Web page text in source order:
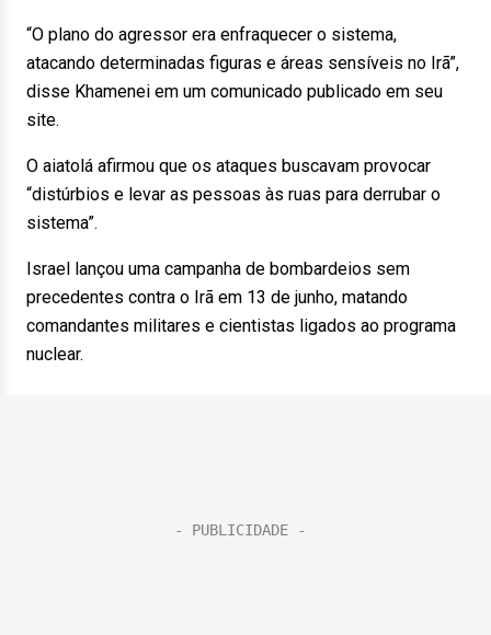
“O plano do agressor era enfraquecer o sistema,
atacando determinadas figuras e áreas sensíveis no Irã”,
disse Khamenei em um comunicado publicado em seu
site.
O aiatolá afirmou que os ataques buscavam provocar
“distúrbios e levar as pessoas às ruas para derrubar o
sistema”.
Israel lançou uma campanha de bombardeios sem
precedentes contra o Irã em 13 de junho, matando
comandantes militares e cientistas ligados ao programa
nuclear.